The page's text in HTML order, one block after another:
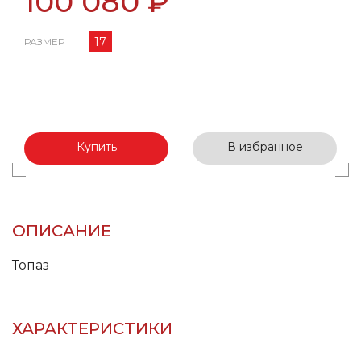
РАЗМЕР 17
Купить В избранное
ОПИСАНИЕ
Топаз
ХАРАКТЕРИСТИКИ